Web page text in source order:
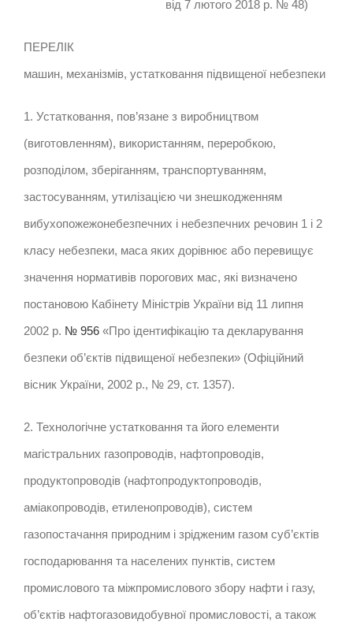
від 7 лютого 2018 р. № 48)
ПЕРЕЛІК
машин, механізмів, устатковання підвищеної небезпеки
1. Устатковання, пов’язане з виробництвом
(виготовленням), використанням, переробкою,
розподілом, зберіганням, транспортуванням,
застосуванням, утилізацією чи знешкодженням
вибухопожежонебезпечних і небезпечних речовин 1 і 2
класу небезпеки, маса яких дорівнює або перевищує
значення нормативів порогових мас, які визначено
постановою Кабінету Міністрів України від 11 липня
2002 р. № 956 «Про ідентифікацію та декларування
безпеки об’єктів підвищеної небезпеки» (Офіційний
вісник України, 2002 р., № 29, ст. 1357).
2. Технологічне устатковання та його елементи
магістральних газопроводів, нафтопроводів,
продуктопроводів (нафтопродуктопроводів,
аміакопроводів, етиленопроводів), систем
газопостачання природним і зрідженим газом суб’єктів
господарювання та населених пунктів, систем
промислового та міжпромислового збору нафти і газу,
об’єктів нафтогазовидобувної промисловості, а також